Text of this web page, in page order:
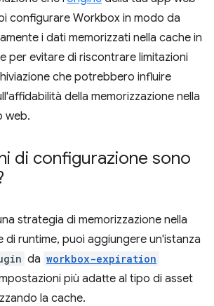
configurare Workbox in modo da
i dati memorizzati nella cache in
per evitare di riscontrare limitazioni
che potrebbero influire
della memorizzazione nella
web.
di configurazione sono
strategia di memorizzazione nella
di runtime, puoi aggiungere un'istanza
da workbox-expiration
più adatte al tipo di asset
la cache.